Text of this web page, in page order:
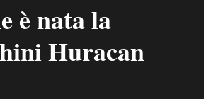
è nata la
Huracan